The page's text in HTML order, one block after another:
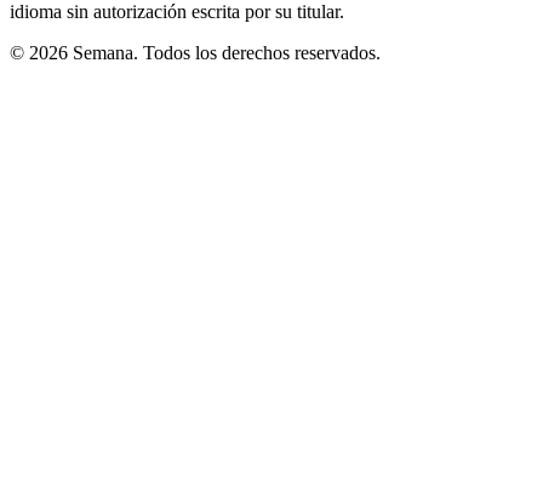
idioma sin autorización escrita por su titular.
© 2026 Semana. Todos los derechos reservados.